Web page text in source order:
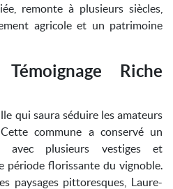
remonte à plusieurs siècles,
agricole et un patrimoine
Riche
qui saura séduire les amateurs
commune a conservé un
avec plusieurs vestiges et
période florissante du vignoble.
paysages pittoresques, Laure-